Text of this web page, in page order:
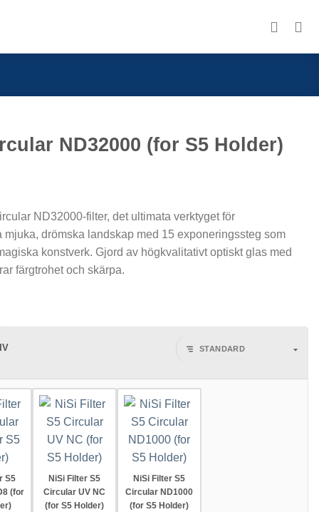
ND32000 (for S5 Holder)
ND32000-filter, det ultimata verktyget för
drömska landskap med 15 exponeringssteg som
konstverk. Gjord av högkvalitativt optiskt glas med
färgtrohet och skärpa.
S5
(for
NiSi Filter S5
Circular UV NC
(for S5 Holder)
NiSi Filter S5
Circular ND1000
(for S5 Holder)